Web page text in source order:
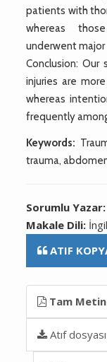
patients with
whereas
underwent major
Conclusion:
injuries are
whereas
frequently
Keywords:
trauma,
Sorumlu Yazar:
Makale Dili:
ATIF
Tam Metin
Atıf